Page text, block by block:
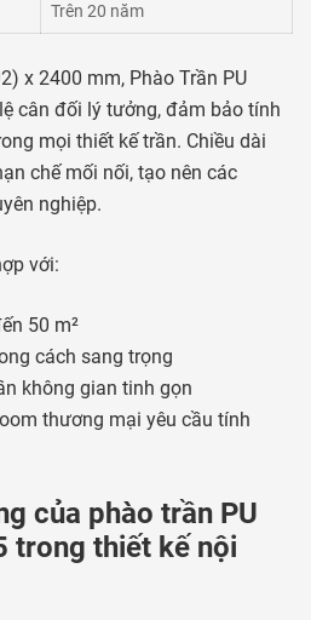
Trên 20 năm
x 2400 mm, Phào Trần PU
cân đối lý tưởng, đảm bảo tính
mọi thiết kế trần. Chiều dài
chế mối nối, tạo nên các
nghiệp.
với:
50 m²
cách sang trọng
không gian tinh gọn
thương mại yêu cầu tính
của phào trần PU
trong thiết kế nội